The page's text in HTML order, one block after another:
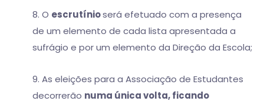
8. O escrutínioserá efetuado com a presença
de um elemento de cada lista apresentada a
sufrágio e por um elemento da Direção da Escola;
9. As eleições para a Associação de Estudantes
decorrerão numa única volta, ficando